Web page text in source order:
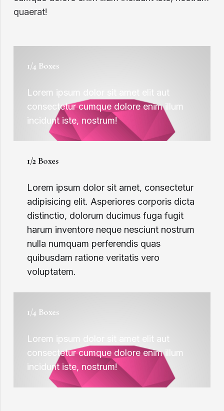
quaerat!
1/4 Boxes
Lorem ipsum dolor sit amet elit aut
consectetur cumque dolore enim illum
incidunt iste, nostrum!
1/2 Boxes
Lorem ipsum dolor sit amet, consectetur
adipisicing elit. Asperiores corporis dicta
distinctio, dolorum ducimus fuga fugit
harum inventore neque nesciunt nostrum
nulla numquam perferendis quas
quibusdam ratione veritatis vero
voluptatem.
1/4 Boxes
Lorem ipsum dolor sit amet elit aut
consectetur cumque dolore enim illum
incidunt iste, nostrum!